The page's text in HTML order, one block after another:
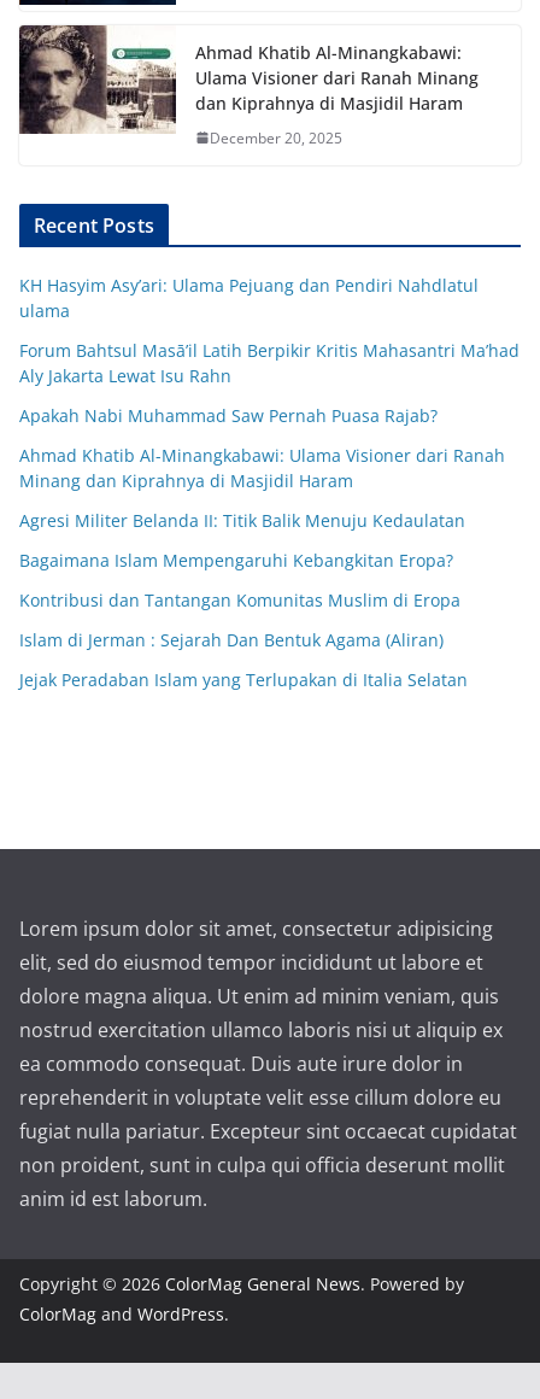
Ahmad Khatib Al-Minangkabawi:
Ulama Visioner dari Ranah Minang
dan Kiprahnya di Masjidil Haram
December 20, 2025
Recent Posts
KH Hasyim Asy’ari: Ulama Pejuang dan Pendiri Nahdlatul
ulama
Forum Bahtsul Masā’il Latih Berpikir Kritis Mahasantri Ma’had
Aly Jakarta Lewat Isu Rahn
Apakah Nabi Muhammad Saw Pernah Puasa Rajab?
Ahmad Khatib Al-Minangkabawi: Ulama Visioner dari Ranah
Minang dan Kiprahnya di Masjidil Haram
Agresi Militer Belanda II: Titik Balik Menuju Kedaulatan
Bagaimana Islam Mempengaruhi Kebangkitan Eropa?
Kontribusi dan Tantangan Komunitas Muslim di Eropa
Islam di Jerman : Sejarah Dan Bentuk Agama (Aliran)
Jejak Peradaban Islam yang Terlupakan di Italia Selatan
Lorem ipsum dolor sit amet, consectetur adipisicing
elit, sed do eiusmod tempor incididunt ut labore et
dolore magna aliqua. Ut enim ad minim veniam, quis
nostrud exercitation ullamco laboris nisi ut aliquip ex
ea commodo consequat. Duis aute irure dolor in
reprehenderit in voluptate velit esse cillum dolore eu
fugiat nulla pariatur. Excepteur sint occaecat cupidatat
non proident, sunt in culpa qui officia deserunt mollit
anim id est laborum.
Copyright © 2026 ColorMag General News. Powered by
ColorMag and WordPress.